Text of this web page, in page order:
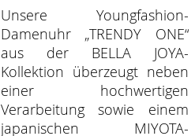
Unsere Youngfashion-
Damenuhr „TRENDY ONE“
aus der BELLA JOYA-
Kollektion überzeugt neben
einer hochwertigen
Verarbeitung sowie einem
japanischen MIYOTA-